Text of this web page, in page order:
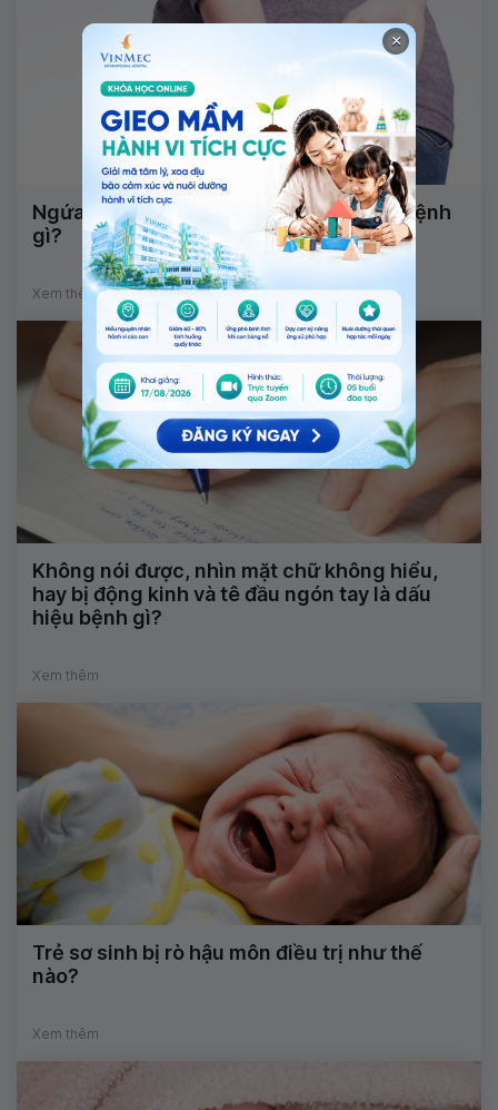
Ngứa vùng hậu môn sau chu kỳ kinh là bệnh
gì?
Xem thêm
Không nói được, nhìn mặt chữ không hiểu,
hay bị động kinh và tê đầu ngón tay là dấu
hiệu bệnh gì?
Xem thêm
Trẻ sơ sinh bị rò hậu môn điều trị như thế
nào?
Xem thêm
×